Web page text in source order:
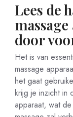
Lees de
door
Het is van
massage
het gaat
krijg je inzicht in
apparaat, wat